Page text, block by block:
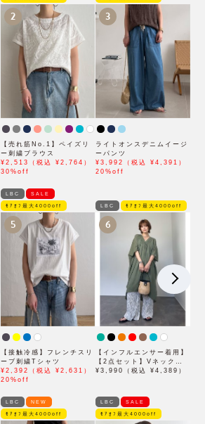
2
【売れ筋No.1】ペイズリ
ー刺繍ブラウス
¥2,513（税込 ¥2,764）
30%off
3
ライトオンスデニムイージ
ーパンツ
¥3,992（税込 ¥4,391）
20%off
LBC SALE
ﾓｱｵﾌ最大4000off
5
【接触冷感】フレンチスリ
ーブ刺繍Tシャツ
¥2,392（税込 ¥2,631）
20%off
LBC ﾓｱｵﾌ最大4000off
6
【インフルエンサー着用】
【2点セット】Vネックピ
ンタックセットワンピース
¥3,990（税込 ¥4,389）
LBC NEW
ﾓｱｵﾌ最大4000off
LBC SALE
ﾓｱｵﾌ最大4000off